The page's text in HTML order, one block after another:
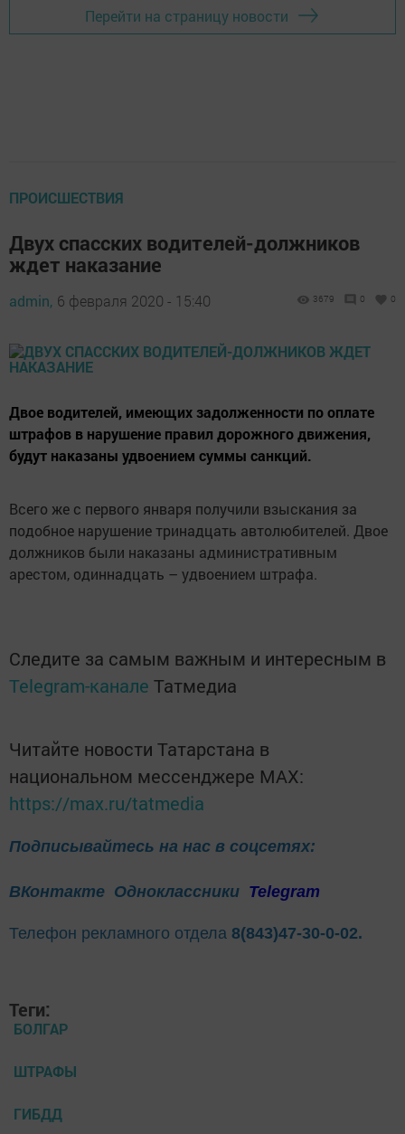
Перейти на страницу новости
ПРОИСШЕСТВИЯ
Двух спасских водителей-должников
ждет наказание
admin, 6 февраля 2020 - 15:40 3679 0 0
Двое водителей, имеющих задолженности по оплате
штрафов в нарушение правил дорожного движения,
будут наказаны удвоением суммы санкций.
Всего же с первого января получили взыскания за
подобное нарушение тринадцать автолюбителей. Двое
должников были наказаны административным
арестом, одиннадцать – удвоением штрафа.
Следите за самым важным и интересным в
Telegram-канале Татмедиа
Читайте новости Татарстана в
национальном мессенджере MАХ:
https://max.ru/tatmedia
Подписывайтесь на нас в соцсетях:
ВКонтакте Одноклассники Telegram
Телефон рекламного отдела 8(843)47-30-0-02.
Теги:
БОЛГАР
ШТРАФЫ
ГИБДД